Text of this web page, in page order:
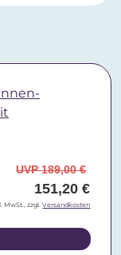
UVP 189,00 €
151,20 €
MwSt., zzgl.Versandkosten